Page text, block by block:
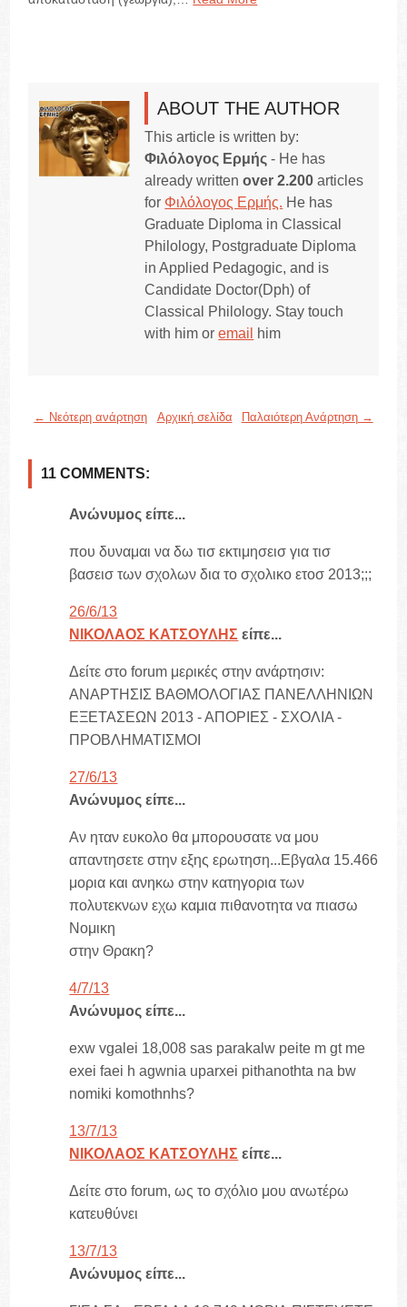
ABOUT THE AUTHOR
This article is written by:
Φιλόλογος Ερμής - He has
already writtenover 2.200 articles
for Φιλόλογος Ερμής. He has
Graduate Diploma in Classical
Philology, Postgraduate Diploma
in Applied Pedagogic, and is
Candidate Doctor(Dph) of
Classical Philology. Stay touch
with him oremail him
← Νεότερη ανάρτηση Παλαιότερη Ανάρτηση →
Αρχική σελίδα
11 COMMENTS:
Ανώνυμος είπε...
που δυναμαι να δω τισ εκτιμησεισ για τισ
βασεισ των σχολων δια το σχολικο ετοσ 2013;;;
26/6/13
ΝΙΚΟΛΑΟΣ ΚΑΤΣΟΥΛΗΣ είπε...
Δείτε στο forum μερικές στην ανάρτησιν:
ΑΝΑΡΤΗΣΙΣ ΒΑΘΜΟΛΟΓΙΑΣ ΠΑΝΕΛΛΗΝΙΩΝ
ΕΞΕΤΑΣΕΩΝ 2013 - ΑΠΟΡΙΕΣ - ΣΧΟΛΙΑ -
ΠΡΟΒΛΗΜΑΤΙΣΜΟΙ
27/6/13
Ανώνυμος είπε...
Αν ηταν ευκολο θα μπορουσατε να μου
απαντησετε στην εξης ερωτηση...Εβγαλα 15.466
μορια και ανηκω στην κατηγορια των
πολυτεκνων εχω καμια πιθανοτητα να πιασω
Νομικη
στην Θρακη?
4/7/13
Ανώνυμος είπε...
exw vgalei 18,008 sas parakalw peite m gt me
exei faei h agwnia uparxei pithanothta na bw
nomiki komothnhs?
13/7/13
ΝΙΚΟΛΑΟΣ ΚΑΤΣΟΥΛΗΣ είπε...
Δείτε στο forum, ως το σχόλιο μου ανωτέρω
κατευθύνει
13/7/13
Ανώνυμος είπε...